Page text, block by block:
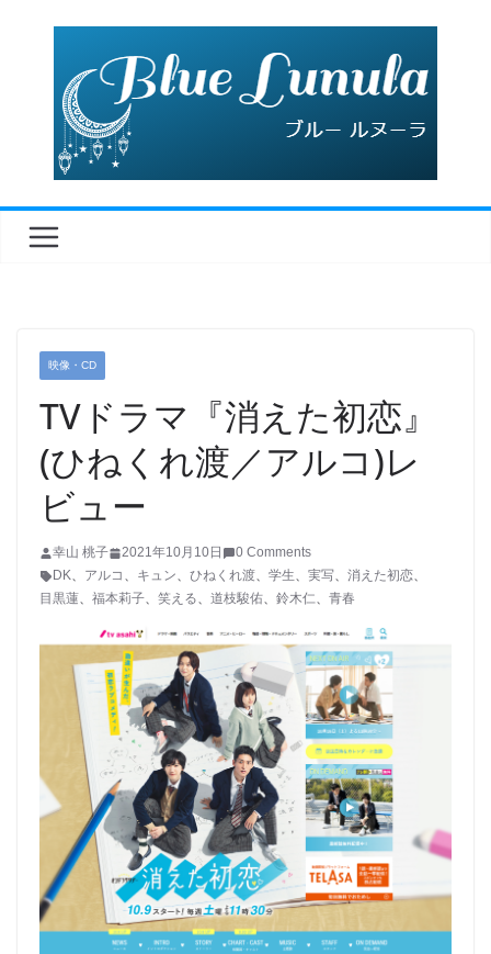
映像・CD
TVドラマ『消えた初恋』
(ひねくれ渡／アルコ)レ
ビュー
幸山 桃子 2021年10月10日
0 Comments
DK、 アルコ 、 キュン、 ひねくれ渡、 学生、 実写、 消えた初恋、
目黒蓮、 福本莉子、 笑える、 道枝駿佑、 鈴木仁、 青春